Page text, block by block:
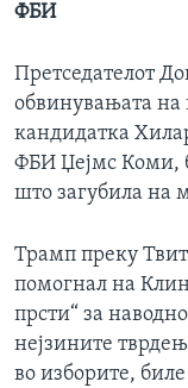
ФБИ
Претседателот
обвинувањата на
кандидатка
ФБИ Џејмс Коми,
што загубила на
Трамп преку
помогнал на
прсти“ за
нејзините
во изборите,